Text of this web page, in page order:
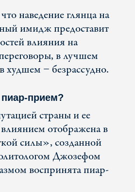
наведение глянца на
имидж предоставит
влияния на
в лучшем
худшем − безрассудно.
прием?
страны и ее
отображена в
силы», созданной
Джозефом
воспринята пиар-